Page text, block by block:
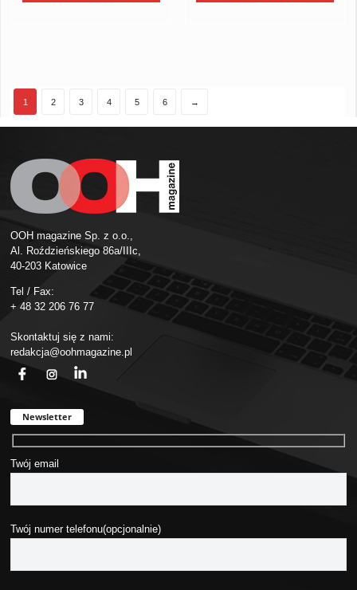
1 2 3 4 5 6 →
OOH magazine Sp. z o.o.,
Al. Roździeńskiego 86a/IIIc,
40-203 Katowice
Tel / Fax:
+ 48 32 206 76 77
Skontaktuj się z nami:
redakcja@oohmagazine.pl
Newsletter
Twój email
Twój numer telefonu(opcjonalnie)